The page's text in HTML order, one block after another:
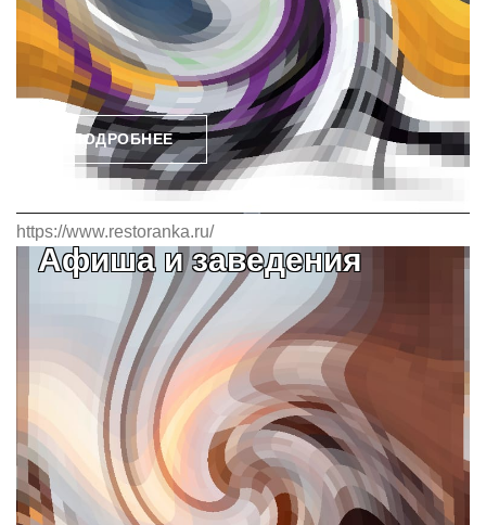
ПОДРОБНЕЕ
https://www.restoranka.ru/
Афиша и заведения